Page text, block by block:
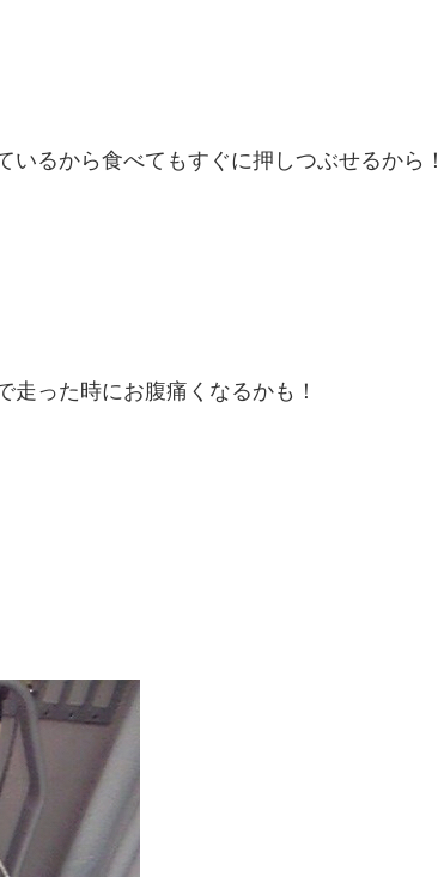
るから食べてもすぐに押しつぶせるから！
った時にお腹痛くなるかも！